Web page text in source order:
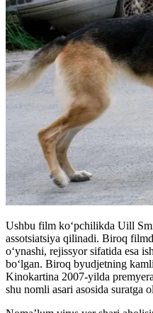
Ushbu film koʻpchilikda Uill
assotsiatsiya qilinadi. Biroq
oʻynashi, rejissyor sifatida esa
boʻlgan. Biroq byudjetning
Kinokartina 2007-yilda
shu nomli asari asosida suratga